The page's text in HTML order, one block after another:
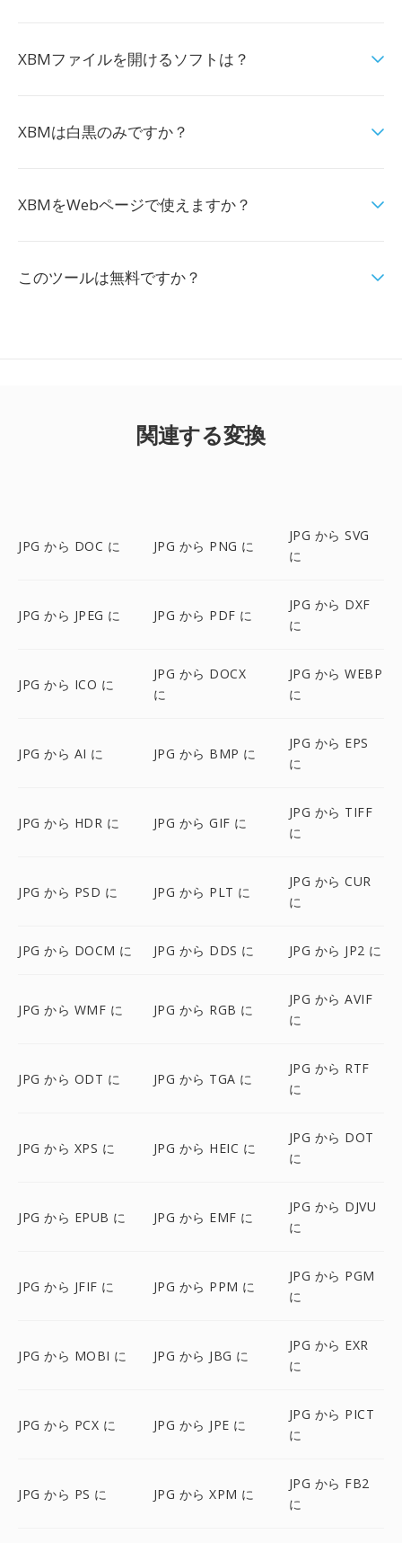
XBMファイルを開けるソフトは？
XBMは白黒のみですか？
XBMをWebページで使えますか？
このツールは無料ですか？
関連する変換
JPG から DOC に JPG から PNG に
JPG から SVG
に
JPG から JPEG に JPG から PDF に
JPG から DXF
に
JPG から ICO に
JPG から DOCX
に
JPG から WEBP
に
JPG から AI に JPG から BMP に
JPG から EPS
に
JPG から HDR に JPG から GIF に
JPG から TIFF
に
JPG から PSD に JPG から PLT に
JPG から CUR
に
JPG から DOCM に JPG から DDS に JPG から JP2 に
JPG から WMF に JPG から RGB に
JPG から AVIF
に
JPG から ODT に JPG から TGA に
JPG から RTF
に
JPG から XPS に JPG から HEIC に
JPG から DOT
に
JPG から EPUB に JPG から EMF に
JPG から DJVU
に
JPG から JFIF に JPG から PPM に
JPG から PGM
に
JPG から MOBI に JPG から JBG に
JPG から EXR
に
JPG から PCX に JPG から JPE に
JPG から PICT
に
JPG から PS に JPG から XPM に
JPG から FB2
に